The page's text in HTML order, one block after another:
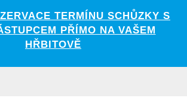
TERMÍNU SCHŮZKY S
PŘÍMO NA VAŠEM
HŘBITOVĚ